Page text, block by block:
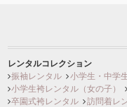
レンタルコレクション
振袖レンタル
小学生・中学
小学生袴レンタル（女の子）
卒園式袴レンタル
訪問着レ